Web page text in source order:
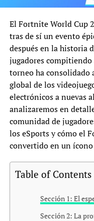
El Fortnite World Cup
tras de sí un evento
después en la historia
jugadores
torneo ha consolidado
global de los
electrónicos a nuevas
analizaremos en
comunidad de
los eSports y cómo el
convertido en un
Table of Contents
Sección 1: El
Sección 2: La